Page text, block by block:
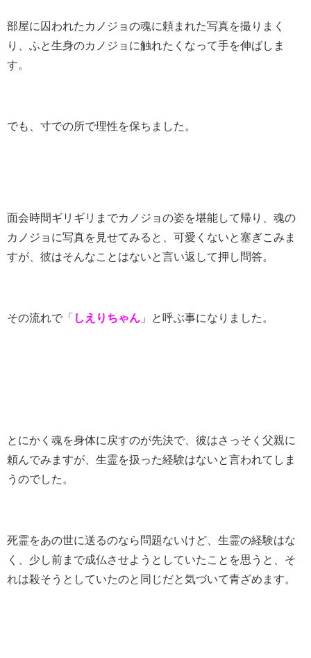
部屋に囚われたカノジョの魂に頼まれた写真を撮りまく
り、ふと生身のカノジョに触れたくなって手を伸ばしま
す。
でも、寸での所で理性を保ちました。
面会時間ギリギリまでカノジョの姿を堪能して帰り、魂の
カノジョに写真を見せてみると、可愛くないと塞ぎこみま
すが、彼はそんなことはないと言い返して押し問答。
その流れで「 しえりちゃん 」と呼ぶ事になりました。
とにかく魂を身体に戻すのが先決で、彼はさっそく父親に
頼んでみますが、生霊を扱った経験はないと言われてしま
うのでした。
死霊をあの世に送るのなら問題ないけど、生霊の経験はな
く、少し前まで成仏させようとしていたことを思うと、そ
れは殺そうとしていたのと同じだと気づいて青ざめます。